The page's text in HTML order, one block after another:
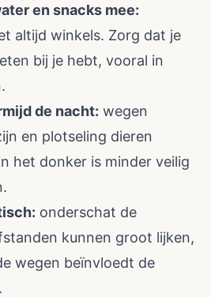
en snacks mee:
altijd winkels. Zorg dat je
bij je hebt, vooral in
de nacht: wegen
en plotseling dieren
het donker is minder veilig
onderschat de
kunnen groot lijken,
wegen beïnvloedt de